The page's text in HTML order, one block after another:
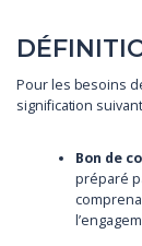
Pour les besoins
signification
Bon de
préparé